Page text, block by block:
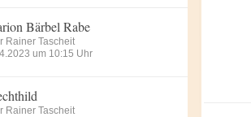
Bärbel Rabe
Rainer Tascheit
um 10:15 Uhr
Rainer Tascheit